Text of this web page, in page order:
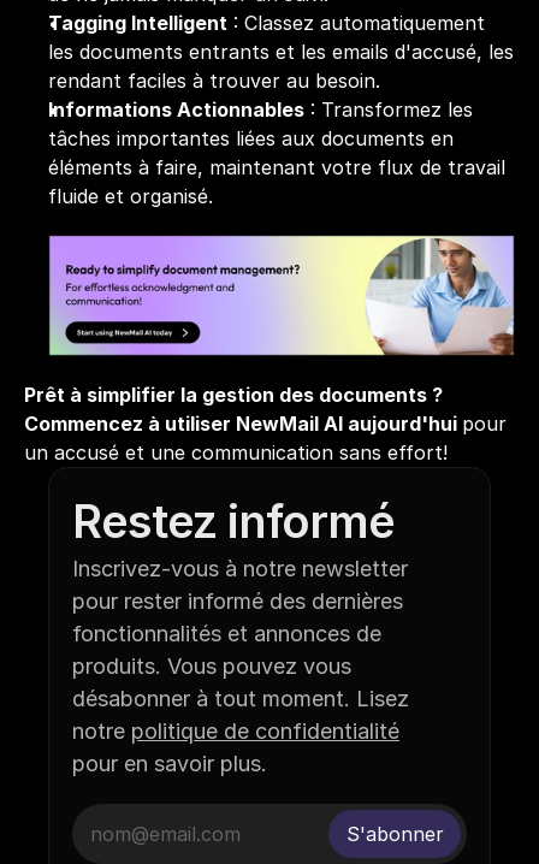
Tagging Intelligent : Classez automatiquement
les documents entrants et les emails d'accusé, les
rendant faciles à trouver au besoin.
Informations Actionnables : Transformez les
tâches importantes liées aux documents en
éléments à faire, maintenant votre flux de travail
fluide et organisé.
Commencez à utiliser NewMail AI aujourd'hui pour
un accusé et une communication sans effort!
Restez informé
Inscrivez-vous à notre newsletter
pour rester informé des dernières
fonctionnalités et annonces de
produits. Vous pouvez vous
désabonner à tout moment. Lisez
notre politique de confidentialité
pour en savoir plus.